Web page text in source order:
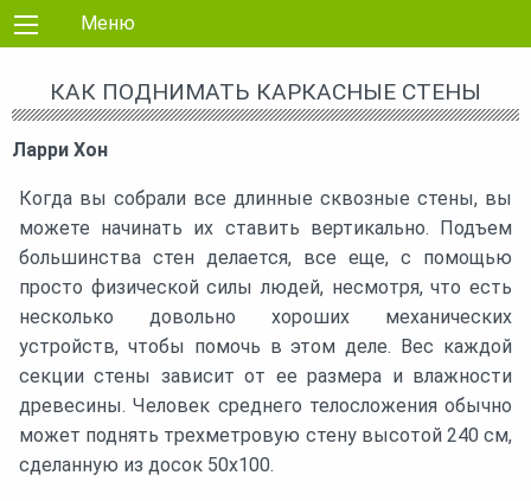
Перейти к контенту
Меню
КАК ПОДНИМАТЬ КАРКАСНЫЕ СТЕНЫ
Ларри Хон
Когда вы собрали все длинные сквозные стены, вы
можете начинать их ставить вертикально. Подъем
большинства стен делается, все еще, с помощью
просто физической силы людей, несмотря, что есть
несколько довольно хороших механических
устройств, чтобы помочь в этом деле. Вес каждой
секции стены зависит от ее размера и влажности
древесины. Человек среднего телосложения обычно
может поднять трехметровую стену высотой 240 см,
сделанную из досок 50х100.